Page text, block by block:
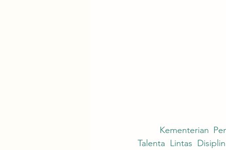
Talenta Lintas